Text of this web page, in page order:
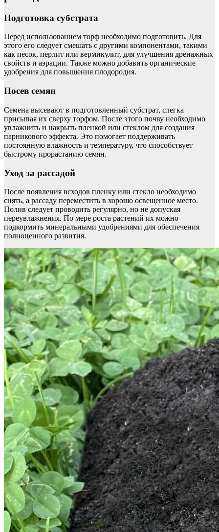
Подготовка субстрата
Перед использованием торф необходимо подготовить. Для
этого его следует смешать с другими компонентами, такими
как песок, перлит или вермикулит, для улучшения дренажных
свойств и аэрации. Также можно добавить органические
удобрения для повышения плодородия.
Посев семян
Семена высевают в подготовленный субстрат, слегка
присыпая их сверху торфом. После этого почву необходимо
увлажнить и накрыть пленкой или стеклом для создания
парникового эффекта. Это помогает поддерживать
постоянную влажность и температуру, что способствует
быстрому прорастанию семян.
Уход за рассадой
После появления всходов пленку или стекло необходимо
снять, а рассаду переместить в хорошо освещенное место.
Полив следует проводить регулярно, но не допуская
переувлажнения. По мере роста растений их можно
подкормить минеральными удобрениями для обеспечения
полноценного развития.